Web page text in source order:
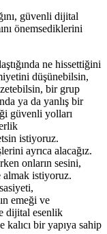
güvenli dijital
önemsediklerini
ne hissettiğini
düşünebilsin,
bir grup
ya da yanlış bir
güvenli yolları
istiyoruz.
ayrıca alacağız.
onların sesini,
almak istiyoruz.
emeği ve
dijital esenlik
kalıcı bir yapıya sahip